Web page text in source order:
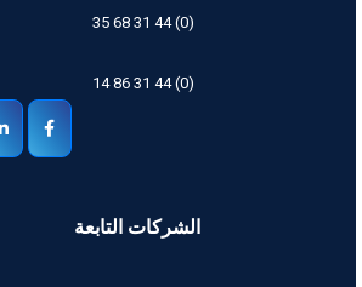
(0) 44 31 68 35
(0) 44 31 86 14
الشركات التابعة